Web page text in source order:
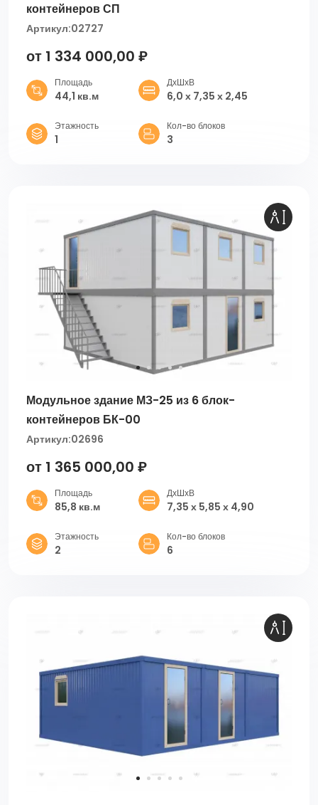
контейнеров СП
Артикул:02727
от 1 334 000,00 ₽
Площадь
44,1 кв.м
ДхШхВ
6,0 х 7,35 х 2,45
Этажность
1
Кол-во блоков
3
Модульное здание МЗ-25 из 6 блок-
контейнеров БК-00
Артикул:02696
от 1 365 000,00 ₽
Площадь
85,8 кв.м
ДхШхВ
7,35 х 5,85 х 4,90
Этажность
2
Кол-во блоков
6